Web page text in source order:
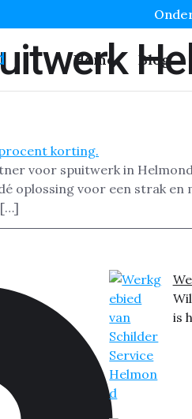
Home Blog
voor spuitwerk in
oplossing voor een strak
[…]
is